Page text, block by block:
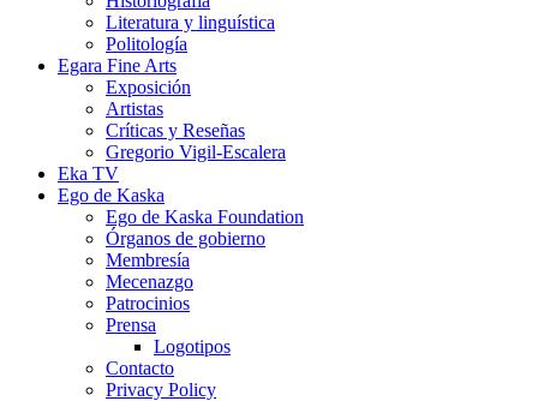
Literatura y linguística
Politología
Egara Fine Arts
Exposición
Artistas
Críticas y Reseñas
Gregorio Vigil-Escalera
Eka TV
Ego de Kaska
Ego de Kaska Foundation
Órganos de gobierno
Membresía
Mecenazgo
Patrocinios
Prensa
Logotipos
Contacto
Privacy Policy